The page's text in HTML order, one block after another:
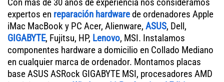
expertos en reparación hardwarede ordenadores Apple
iMac MacBook y PC Acer, Alienware, ASUS, Dell,
GIGABYTE, Fujitsu, HP, Lenovo, MSI. Instalamos
componentes hardware a domicilio en Collado Mediano
en cualquier marca de ordenador. Montamos placas
base ASUS ASRock GIGABYTE MSI, procesadores AMD